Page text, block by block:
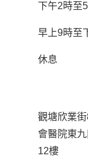
下午2時至
早上9時至
休息
觀塘欣業
會醫院東
12樓